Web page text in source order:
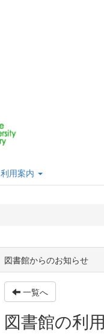
利用案内
図書館からのお知らせ
一覧へ
図書館の利